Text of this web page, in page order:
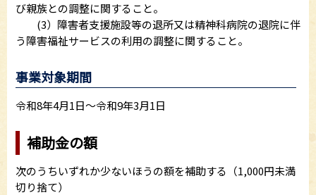
び親族との調整に関すること。
(3）障害者支援施設等の退所又は精神科病院の退院に伴
う障害福祉サービスの利用の調整に関すること。
事業対象期間
令和8年4月1日～令和9年3月1日
補助金の額
次のうちいずれか少ないほうの額を補助する（1,000円未満
切り捨て）